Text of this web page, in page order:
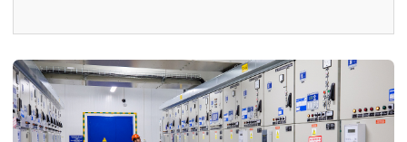
электробезопасности IV или V (до и
выше 1000 В). Категория персонала:
оперативный или оперативно-
ремонтный.